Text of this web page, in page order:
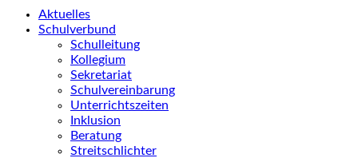
Aktuelles
Schulverbund
Schulleitung
Kollegium
Sekretariat
Schulvereinbarung
Unterrichtszeiten
Inklusion
Beratung
Streitschlichter